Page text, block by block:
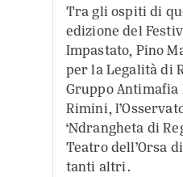
Tra gli ospiti di
edizione del
Impastato, Pino
per la Legalità di
Gruppo
Rimini,
‘Ndrangheta di
Teatro dell’Orsa
tanti altri.